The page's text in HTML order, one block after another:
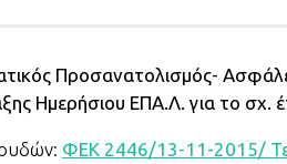
Προσανατολισμός-
Ημερήσιου ΕΠΑ.Λ. για το σχ.
ΦΕΚ 2446/13-11-2015/